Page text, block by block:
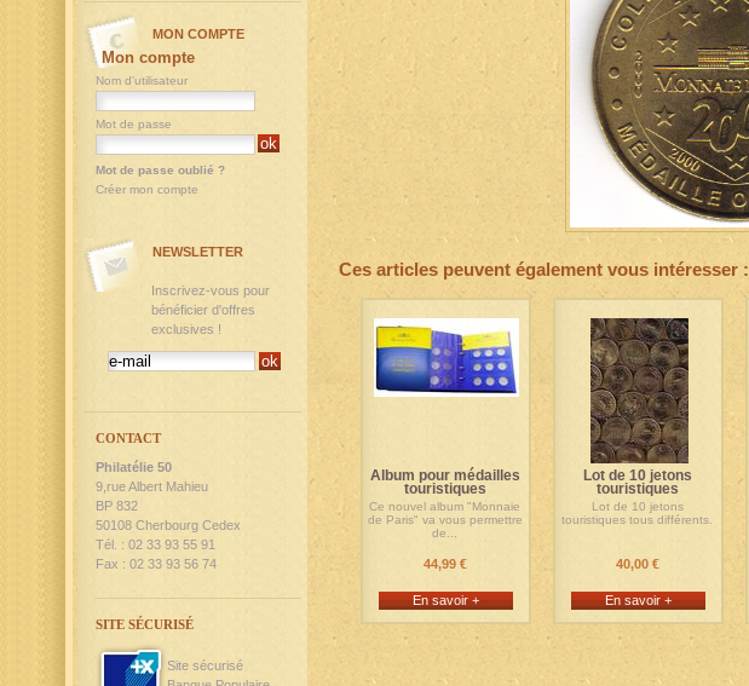
Ces articles peuvent également vous intéresser :
Album pour médailles
touristiques
Ce nouvel album "Monnaie
de Paris" va vous permettre
de...
44,99 €
En savoir +
Lot de 10 jetons
touristiques
Lot de 10 jetons
touristiques tous différents.
40,00 €
En savoir +
MON COMPTE
Mon compte
Nom d'utilisateur
Mot de passe
Mot de passe oublié ?
Créer mon compte
NEWSLETTER
Inscrivez-vous pour
bénéficier d'offres
exclusives !
CONTACT
Philatélie 50
9,rue Albert Mahieu
BP 832
50108 Cherbourg Cedex
Tél. : 02 33 93 55 91
Fax : 02 33 93 56 74
SITE SÉCURISÉ
Site sécurisé